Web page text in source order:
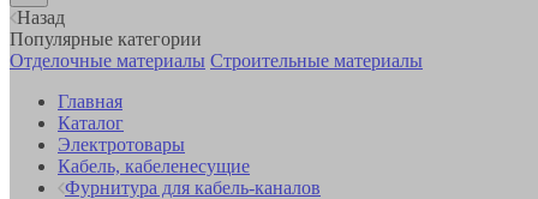
Назад
Популярные категории
Отделочные материалы Строительные материалы
Главная
Каталог
Электротовары
Кабель, кабеленесущие
Фурнитура для кабель-каналов